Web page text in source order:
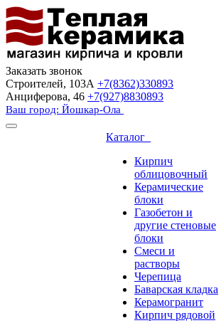
Заказать звонок
Строителей, 103А +7(8362)330893
Анциферова, 46 +7(927)8830893
Ваш город: Йошкар-Ола
Каталог
Кирпич
облицовочный
Керамические
блоки
Газобетон и
другие стеновые
блоки
Смеси и
растворы
Черепица
Баварская кладка
Керамогранит
Кирпич рядовой